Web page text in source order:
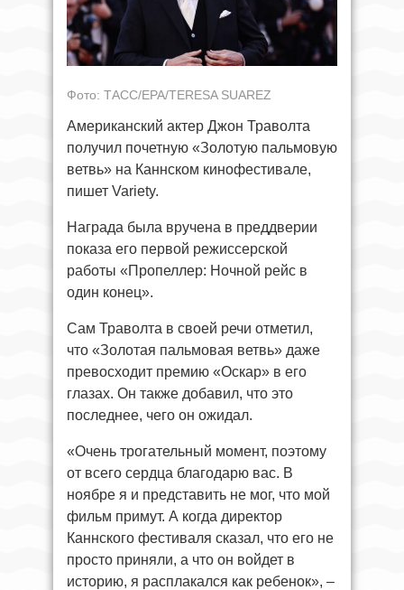
Фото: ТАСС/EPA/TERESA SUAREZ
Американский актер Джон Траволта
получил почетную «Золотую пальмовую
ветвь» на Каннском кинофестивале,
пишет Variety.
Награда была вручена в преддверии
показа его первой режиссерской
работы «Пропеллер: Ночной рейс в
один конец».
Сам Траволта в своей речи отметил,
что «Золотая пальмовая ветвь» даже
превосходит премию «Оскар» в его
глазах. Он также добавил, что это
последнее, чего он ожидал.
«Очень трогательный момент, поэтому
от всего сердца благодарю вас. В
ноябре я и представить не мог, что мой
фильм примут. А когда директор
Каннского фестиваля сказал, что его не
просто приняли, а что он войдет в
историю, я расплакался как ребенок», –